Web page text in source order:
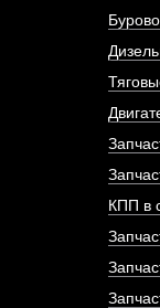
КПП в